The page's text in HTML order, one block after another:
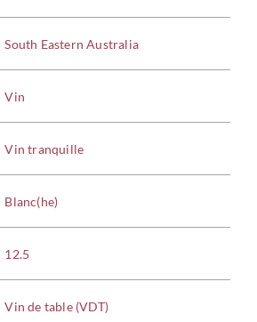
South Eastern Australia
Vin
Vin tranquille
Blanc(he)
12.5
Vin de table (VDT)